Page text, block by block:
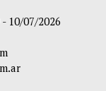
10/07/2026